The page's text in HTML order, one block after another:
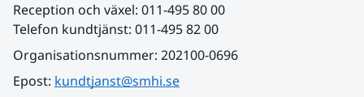
Reception och växel: 011-495 80 00
Telefon kundtjänst: 011-495 82 00
Organisationsnummer: 202100-0696
Epost: kundtjanst@smhi.se